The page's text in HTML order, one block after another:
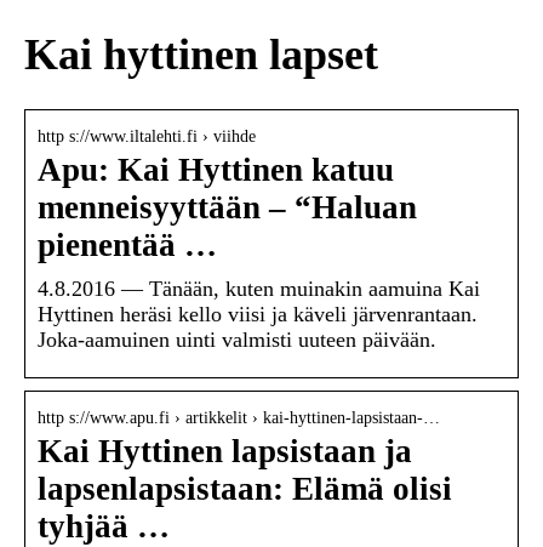
Kai hyttinen lapset
http s://www.iltalehti.fi › viihde
Apu: Kai Hyttinen katuu
menneisyyttään – “Haluan
pienentää …
4.8.2016 — Tänään, kuten muinakin aamuina Kai
Hyttinen heräsi kello viisi ja käveli järvenrantaan.
Joka-aamuinen uinti valmisti uuteen päivään.
http s://www.apu.fi › artikkelit › kai-hyttinen-lapsistaan-…
Kai Hyttinen lapsistaan ja
lapsenlapsistaan: Elämä olisi
tyhjää …